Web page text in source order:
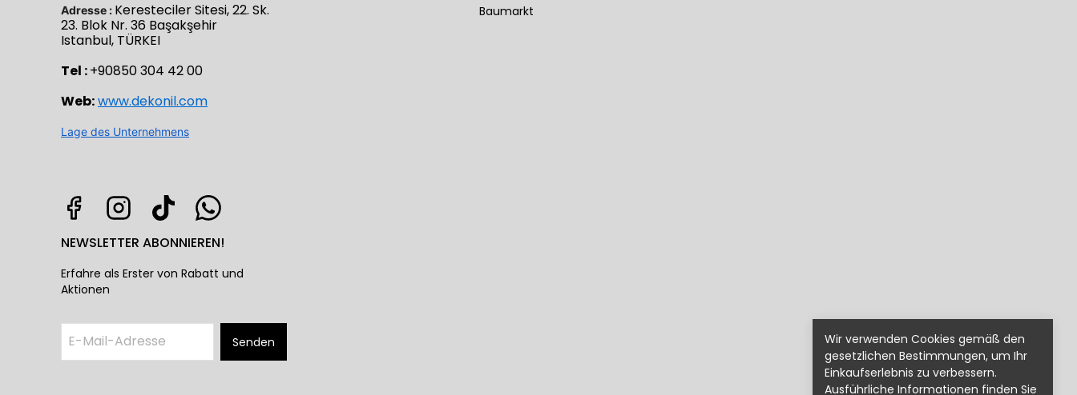
Wir verwenden Cookies gemäß den
gesetzlichen Bestimmungen, um Ihr
Einkaufserlebnis zu verbessern.
Ausführliche Informationen finden Sie
Baumarkt
Adresse : Keresteciler Sitesi, 22. Sk.
23. Blok Nr. 36 Başakşehir
Istanbul, TÜRKEI
Tel :+90850 304 42 00
Web:www.dekonil.com
Lage des Unternehmens
NEWSLETTER ABONNIEREN!
Erfahre als Erster von Rabatt und
Aktionen
Senden